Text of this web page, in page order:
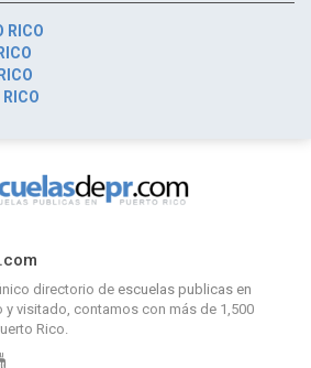
RICO
directorio de escuelas publicas en
y visitado, contamos con más de 1,500
Rico.